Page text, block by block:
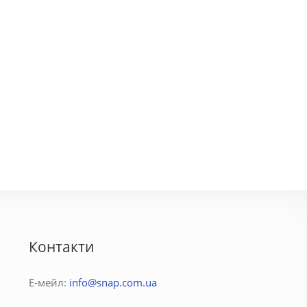
Контакти
Е-мейл: info@snap.com.ua